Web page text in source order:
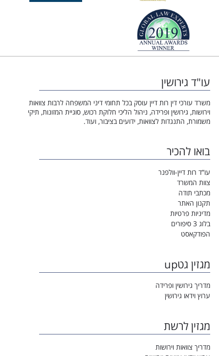
עו"ד גירושין
משרד עורכי דין רות דיין עוסק בכל תחומי דיני המשפחה לרבות צוואות
וירושות, גירושין ופרידה, ניהול הליכי חלוקת רכוש, סוגיית המזונות, תיקי
משמורת, התנגדות לצוואות, ידועים בציבור, ועוד.
בואו להכיר
עו”ד רות דיין-וולפנר
צוות המשרד
מכתבי תודה
תקנון האתר
מדיניות פרטיות
בלוג 3 סיפורים
הפודקאסט
מגזין גטup
מדריך גירושין ופרידה
ערוץ וידאו גירושין
מגזין לרשת
מדריך צוואות וירושות